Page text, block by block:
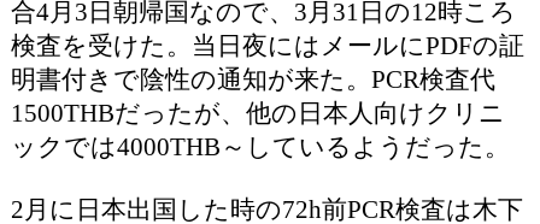
合4月3日朝帰国なので、3月31日の12時ころ
検査を受けた。当日夜にはメールにPDFの証
明書付きで陰性の通知が来た。PCR検査代
1500THBだったが、他の日本人向けクリニ
ックでは4000THB～しているようだった。
2月に日本出国した時の72h前PCR検査は木下